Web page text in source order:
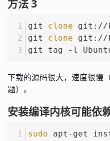
方法 3
git clone git://
git clone git://
git tag -l
下载的源码很大，速度很慢
题）。
安装编译内核可能依
sudo apt-get